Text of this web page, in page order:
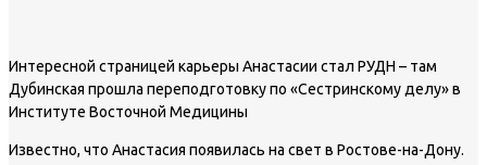
Интересной страницей карьеры Анастасии стал РУДН – там
Дубинская прошла переподготовку по «Сестринскому делу» в
Институте Восточной Медицины
Известно, что Анастасия появилась на свет в Ростове-на-Дону.